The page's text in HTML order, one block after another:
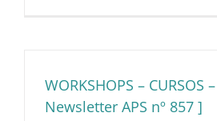
WORKSHOPS – CURSOS
Newsletter APS nº 857 ]